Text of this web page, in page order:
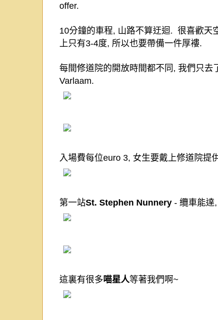
offer.
10分鐘的車程, 山路不算迂迴. 很喜歡天
上只有3-4度, 所以也要帶備一件厚褸.
每間修道院的開放時間都不同 , 我們只去
Varlaam.
入場費每位euro 3, 女生要戴上修道院提
第一站St. Stephen Nunnery - 纜車能達
這裏有很多喵星人等著我們啊~